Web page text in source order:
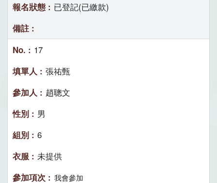
已登記(已繳款)
17
張祐甄
趙聰文
男
6
未提供
我會參加